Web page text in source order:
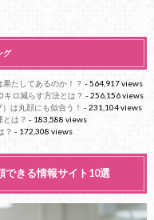
グ
果たしてあるのか！？ - 564,917 views
ロ減らす方法とは？ - 256,156 views
は丸顔にも似合う！ - 231,104 views
とは？ - 183,588 views
？ - 172,308 views
できる情報サイト10選